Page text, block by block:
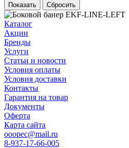
Сбросить
Каталог
Акции
Бренды
Услуги
Статьи и новости
Условия оплаты
Условия доставки
Контакты
Гарантия на товар
Документы
Оферта
Карта сайта
ooopec@mail.ru
8-937-17-66-005